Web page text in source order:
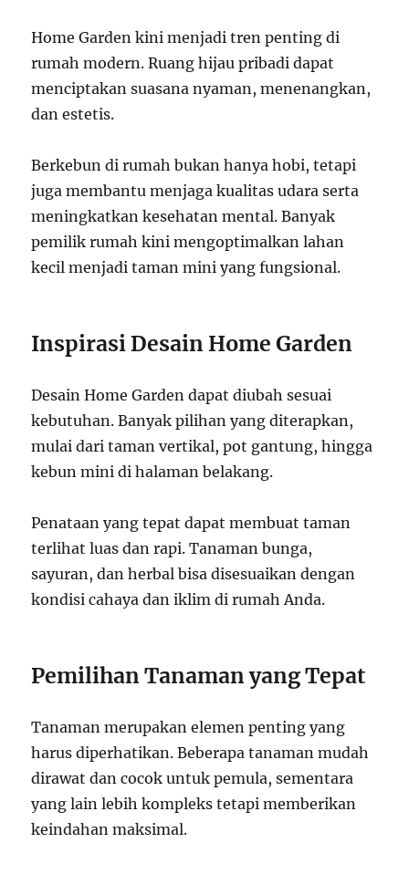
Home Garden kini menjadi tren penting di
rumah modern. Ruang hijau pribadi dapat
menciptakan suasana nyaman, menenangkan,
dan estetis.
Berkebun di rumah bukan hanya hobi, tetapi
juga membantu menjaga kualitas udara serta
meningkatkan kesehatan mental. Banyak
pemilik rumah kini mengoptimalkan lahan
kecil menjadi taman mini yang fungsional.
Inspirasi Desain Home Garden
Desain Home Garden dapat diubah sesuai
kebutuhan. Banyak pilihan yang diterapkan,
mulai dari taman vertikal, pot gantung, hingga
kebun mini di halaman belakang.
Penataan yang tepat dapat membuat taman
terlihat luas dan rapi. Tanaman bunga,
sayuran, dan herbal bisa disesuaikan dengan
kondisi cahaya dan iklim di rumah Anda.
Pemilihan Tanaman yang Tepat
Tanaman merupakan elemen penting yang
harus diperhatikan. Beberapa tanaman mudah
dirawat dan cocok untuk pemula, sementara
yang lain lebih kompleks tetapi memberikan
keindahan maksimal.